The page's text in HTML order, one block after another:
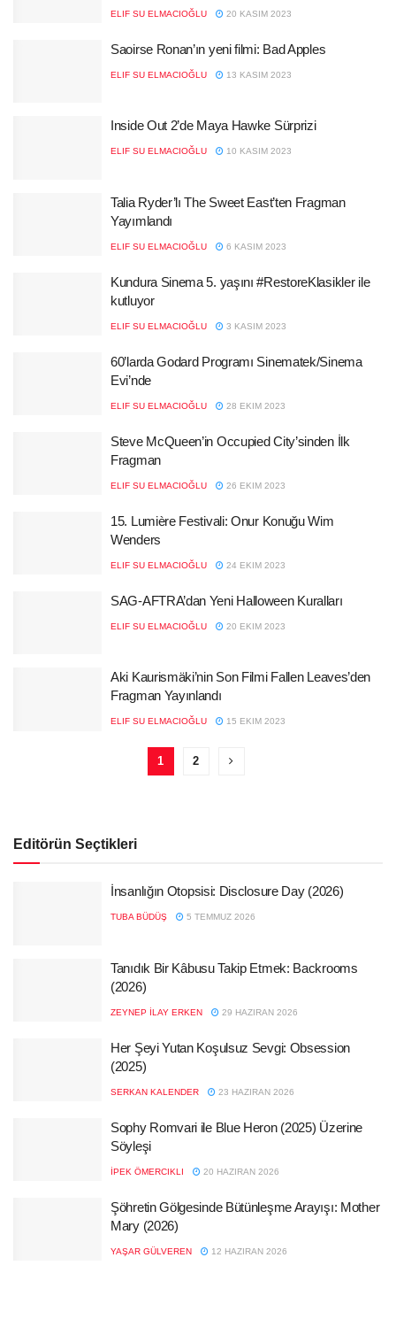
ELIF SU ELMACIOĞLU 20 KASIM 2023
Saoirse Ronan’ın yeni filmi: Bad Apples
ELIF SU ELMACIOĞLU 13 KASIM 2023
Inside Out 2’de Maya Hawke Sürprizi
ELIF SU ELMACIOĞLU 10 KASIM 2023
Talia Ryder’lı The Sweet East’ten Fragman
Yayımlandı
ELIF SU ELMACIOĞLU 6 KASIM 2023
Kundura Sinema 5. yaşını #RestoreKlasikler ile
kutluyor
ELIF SU ELMACIOĞLU 3 KASIM 2023
60’larda Godard Programı Sinematek/Sinema
Evi’nde
ELIF SU ELMACIOĞLU 28 EKIM 2023
Steve McQueen’in Occupied City’sinden İlk
Fragman
ELIF SU ELMACIOĞLU 26 EKIM 2023
15. Lumière Festivali: Onur Konuğu Wim
Wenders
ELIF SU ELMACIOĞLU 24 EKIM 2023
SAG-AFTRA’dan Yeni Halloween Kuralları
ELIF SU ELMACIOĞLU 20 EKIM 2023
Aki Kaurismäki’nin Son Filmi Fallen Leaves’den
Fragman Yayınlandı
ELIF SU ELMACIOĞLU 15 EKIM 2023
1 2
Editörün Seçtikleri
İnsanlığın Otopsisi: Disclosure Day (2026)
TUBA BÜDÜŞ 5 TEMMUZ 2026
Tanıdık Bir Kâbusu Takip Etmek: Backrooms
(2026)
ZEYNEP İLAY ERKEN 29 HAZIRAN 2026
Her Şeyi Yutan Koşulsuz Sevgi: Obsession
(2025)
SERKAN KALENDER 23 HAZIRAN 2026
Sophy Romvari ile Blue Heron (2025) Üzerine
Söyleşi
İPEK ÖMERCIKLI 20 HAZIRAN 2026
Şöhretin Gölgesinde Bütünleşme Arayışı: Mother
Mary (2026)
YAŞAR GÜLVEREN 12 HAZIRAN 2026